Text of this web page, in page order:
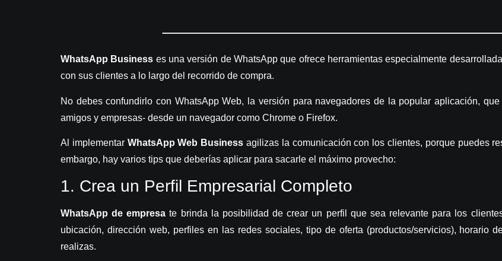
WhatsApp Business es una versión de WhatsApp que ofrece herramientas especialmente
con sus clientes a lo largo del recorrido de compra.
No debes confundirlo con WhatsApp Web, la versión para navegadores de la popular aplicación,
amigos y empresas- desde un navegador como Chrome o Firefox.
Al implementar WhatsApp Web Businessagilizas la comunicación con los clientes, porque puedes
embargo, hay varios tips que deberías aplicar para sacarle el máximo provecho:
1. Crea un Perfil Empresarial Completo
WhatsApp de empresa te brinda la posibilidad de crear un perfil que sea relevante para los
ubicación, dirección web, perfiles en las redes sociales, tipo de oferta (productos/servicios), horario
realizas.